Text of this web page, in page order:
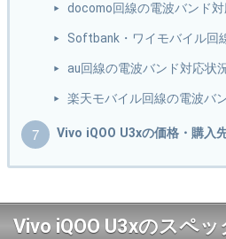
docomo回線の電波バンド対
Softbank・ワイモバイル回
au回線の電波バンド対応状
楽天モバイル回線の電波バ
Vivo iQOO U3xの価格・購入
Vivo iQOO U3xのスペッ